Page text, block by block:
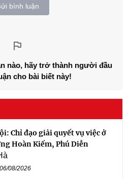
bình luận
nào, hãy trở thành người đầu
cho bài biết này!
Chỉ đạo giải quyết vụ việc ở
Hoàn Kiếm, Phú Diễn
08/2026